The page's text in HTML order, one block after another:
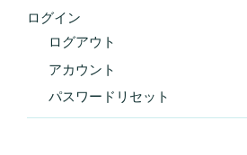
ログイン
ログアウト
アカウント
パスワードリセット